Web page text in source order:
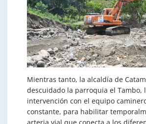
Mientras tanto, la alcaldía de
descuidado la parroquia el Tambo,
intervención con el equipo
constante, para habilitar